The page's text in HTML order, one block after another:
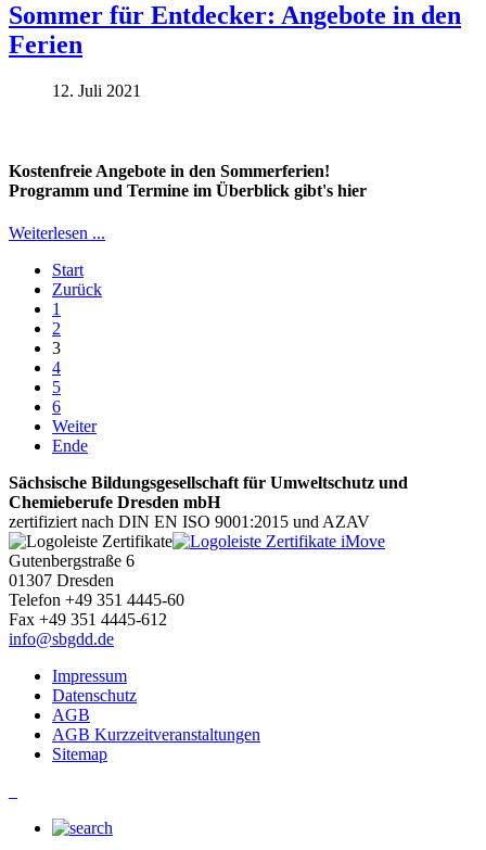
Sommer für Entdecker: Angebote in den
Ferien
12. Juli 2021
Kostenfreie Angebote in den Sommerferien!
Programm und Termine im Überblick gibt's hier
Weiterlesen ...
Start
Zurück
1
2
3
4
5
6
Weiter
Ende
Sächsische Bildungsgesellschaft für Umweltschutz und
Chemieberufe Dresden mbH
zertifiziert nach DIN EN ISO 9001:2015 und AZAV
Gutenbergstraße 6
01307 Dresden
Telefon +49 351 4445-60
Fax +49 351 4445-612
info@sbgdd.de
Impressum
Datenschutz
AGB
AGB Kurzzeitveranstaltungen
Sitemap